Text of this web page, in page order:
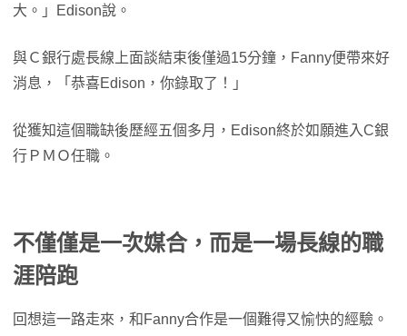
大。」Edison說。
與Ｃ銀行處長線上面談結束後僅過15分鐘，Fanny便帶來好
消息，「恭喜Edison，你錄取了！」
從獲知這個職缺後歷經五個多月，Edison終於如願進入C銀
行ＰＭＯ任職。
不僅僅是一次媒合，而是一場長線的職
涯陪跑
回想這一路走來，和Fanny合作是一個難得又愉快的經驗。